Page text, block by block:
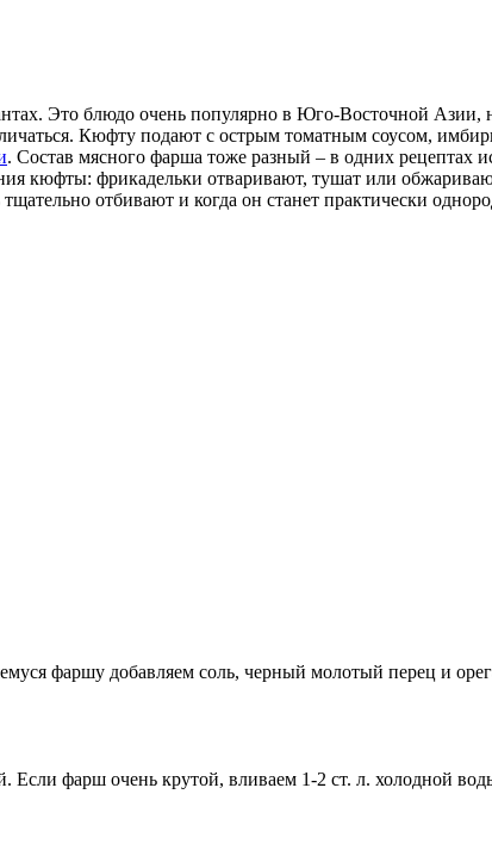
Это блюдо очень популярно в Юго-Восточной
Кюфту подают с острым томатным соусом,
. Состав мясного фарша тоже разный – в одних рецептах
кюфты: фрикадельки отваривают, тушат или
отбивают и когда он станет практически
фаршу добавляем соль, черный молотый перец и
фарш очень крутой, вливаем 1-2 ст. л. холодной